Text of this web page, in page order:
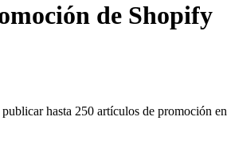
de Shopify
publicar hasta 250 artículos de promoción en